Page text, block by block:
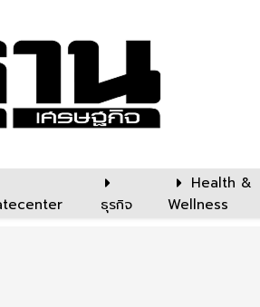
ธุรกิจ
Health &
Wellness